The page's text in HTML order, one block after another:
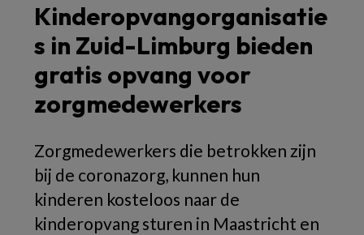
Kinderopvangorganisatie
s in Zuid-Limburg bieden
gratis opvang voor
zorgmedewerkers
Zorgmedewerkers die betrokken zijn
bij de coronazorg, kunnen hun
kinderen kosteloos naar de
kinderopvang sturen in Maastricht en